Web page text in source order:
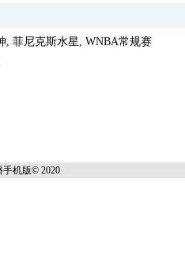
, 菲尼克斯水星, WNBA常规赛
手机版© 2020